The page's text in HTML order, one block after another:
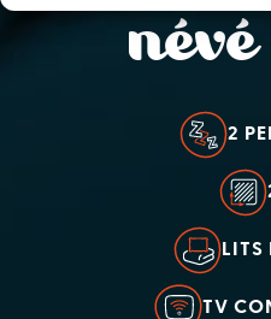
2
LITS
TV